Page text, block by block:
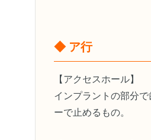
◆ ア行
【アクセスホール】
インプラントの部分
ーで止めるもの。